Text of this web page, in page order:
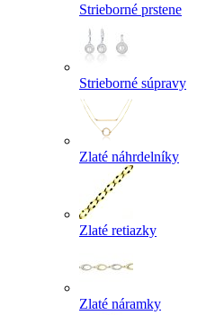
Strieborné prstene
Strieborné súpravy
Zlaté náhrdelníky
Zlaté retiazky
Zlaté náramky